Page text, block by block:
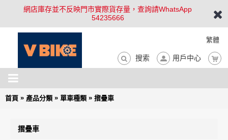
網店庫存並不反映門市實際貨存量，查詢請WhatsApp
54235666
繁體
搜索 用戶中心
首頁 » 產品分類 » 單車種類 » 摺疊車
摺疊車